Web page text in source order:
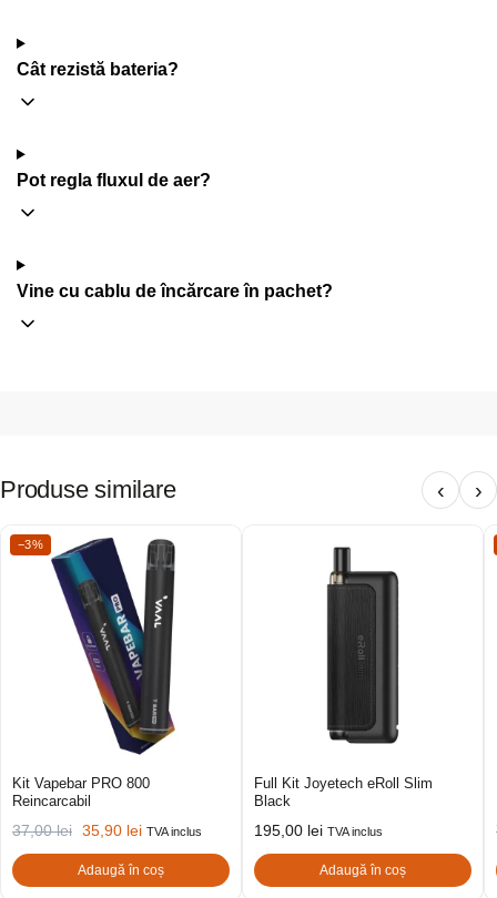
Cât rezistă bateria?
Pot regla fluxul de aer?
Vine cu cablu de încărcare în pachet?
Produse similare ‹ ›
−3%
Kit Vapebar PRO 800
Reincarcabil
37,00lei 35,90 lei TVA inclus
Adaugă în coș
Full Kit Joyetech eRoll Slim
Black
195,00 lei TVA inclus
Adaugă în coș